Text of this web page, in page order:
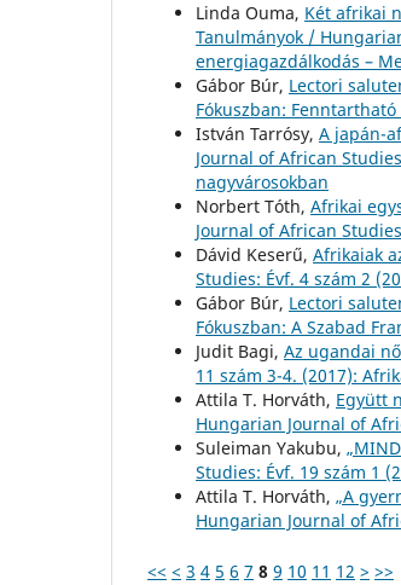
Linda Ouma, Két afrikai
Tanulmányok /
energiagazdálkodás –
Gábor Búr, Lectori
Fókuszban:
István Tarrósy, A japán-
Journal of African
nagyvárosokban
Norbert Tóth, Afrikai
Journal of African
Dávid Keserű, Afrikaiak
Studies: Évf. 4 szám 2
Gábor Búr, Lectori
Fókuszban: A Szabad
Judit Bagi, Az ugandai
11 szám 3-4. (2017):
Attila T. Horváth, Együtt
Hungarian Journal of
Suleiman Yakubu,
Studies: Évf. 19 szám 1
Attila T. Horváth, „A
Hungarian Journal of
<< < 3 4 5 6 7 8 9 10 11 12 > >>